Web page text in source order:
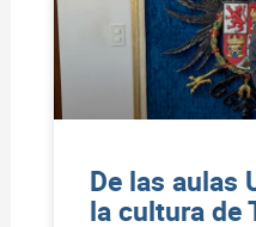
De las aulas
la cultura de